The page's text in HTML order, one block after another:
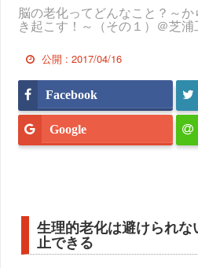
脳の老化ってどんなこと？～
き起こす！～（その１）＠芝
公開 :2017/04/16
Facebook
Google
生理的老化は避けられ
止できる